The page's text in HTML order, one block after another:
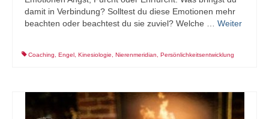
damit in Verbindung? Solltest du diese Emotionen mehr
beachten oder beachtest du sie zuviel? Welche … Weiter
Coaching, Engel , Kinesiologie, Nierenmeridian, Persönlichkeitsentwicklung